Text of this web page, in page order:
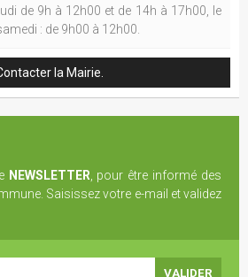
de 9h à 12h00 et de 14h à 17h00, le
: de 9h00 à 12h00.
la Mairie.
NEWSLETTER , pour être informé des
Saisissez votre e-mail et validez